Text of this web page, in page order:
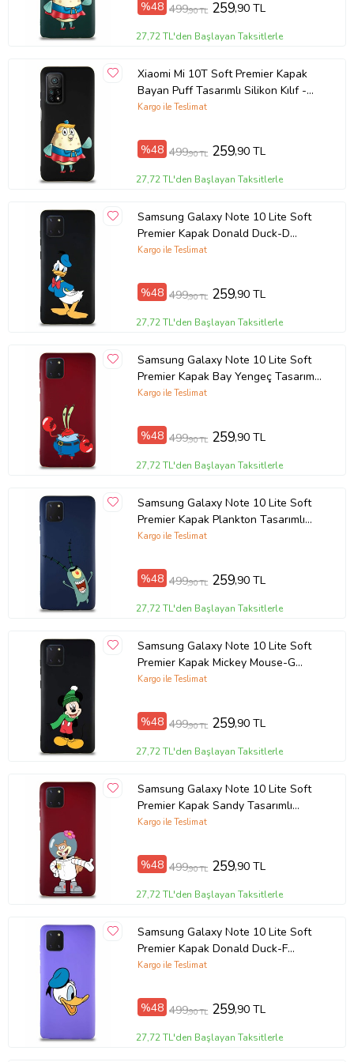
Ürün Kodu:kcm31472343
%48 499,90 TL 259,90 TL
27,72 TL'den Başlayan Taksitlerle
Xiaomi Mi 10T Soft Premier Kapak
Bayan Puff Tasarımlı Silikon Kılıf -
Siyah (Şeffaf)
Kargo ile Teslimat
%48 499,90 TL 259,90 TL
27,72 TL'den Başlayan Taksitlerle
Samsung Galaxy Note 10 Lite Soft
Premier Kapak Donald Duck-D
Tasarımlı Silikon Kılıf - Siyah (Şeffaf)
Kargo ile Teslimat
%48 499,90 TL 259,90 TL
27,72 TL'den Başlayan Taksitlerle
Samsung Galaxy Note 10 Lite Soft
Premier Kapak Bay Yengeç Tasarımlı
Silikon Kılıf - Mürdüm (Şeffaf)
Kargo ile Teslimat
%48 499,90 TL 259,90 TL
27,72 TL'den Başlayan Taksitlerle
Samsung Galaxy Note 10 Lite Soft
Premier Kapak Plankton Tasarımlı
Silikon Kılıf - Lacivert (Şeffaf)
Kargo ile Teslimat
%48 499,90 TL 259,90 TL
27,72 TL'den Başlayan Taksitlerle
Samsung Galaxy Note 10 Lite Soft
Premier Kapak Mickey Mouse-G
Tasarımlı Silikon Kılıf - Siyah (Şeffaf)
Kargo ile Teslimat
%48 499,90 TL 259,90 TL
27,72 TL'den Başlayan Taksitlerle
Samsung Galaxy Note 10 Lite Soft
Premier Kapak Sandy Tasarımlı
Silikon Kılıf - Mürdüm (Şeffaf)
Kargo ile Teslimat
%48 499,90 TL 259,90 TL
27,72 TL'den Başlayan Taksitlerle
Samsung Galaxy Note 10 Lite Soft
Premier Kapak Donald Duck-F
Tasarımlı Silikon Kılıf - Mor (Şeffaf)
Kargo ile Teslimat
%48 499,90 TL 259,90 TL
27,72 TL'den Başlayan Taksitlerle